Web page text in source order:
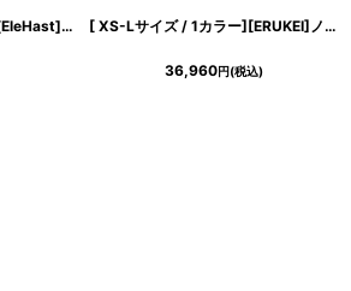
[ フリーサイズ / 1カラー ][EleHast]アームスリット・長袖・ケープ・エレガントモード・マキシ丈・ロングワンピース[薗田杏奈着用][送料無料] [ XS-Lサイズ / 1カラー][ERUKEI]ノースリーブ・スパンコール×レース・Aライン・ハイウエスト・ロングドレス[山崎みどり着用]《送料＆代引き手数料無料》
36,960円(税込)